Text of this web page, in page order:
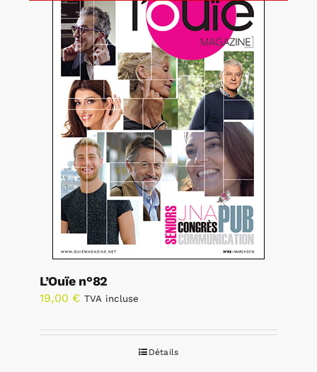
L’Ouïe n°82
19,00 € TVA incluse
Détails